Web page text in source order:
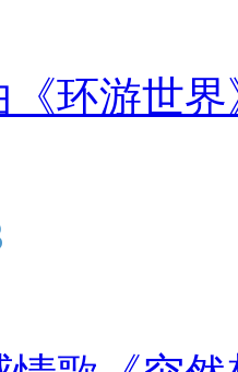
《环游世